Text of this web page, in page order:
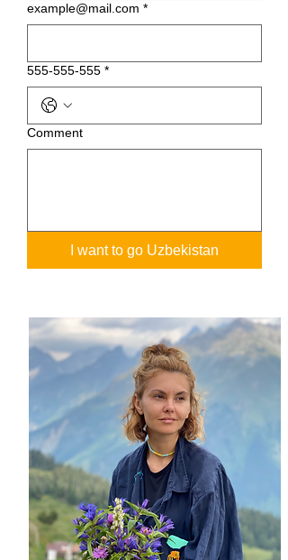
example@mail.com *
555-555-555 *
Сomment
I want to go Uzbekistan